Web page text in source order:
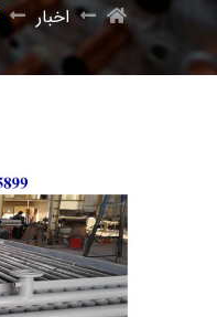
اخبار